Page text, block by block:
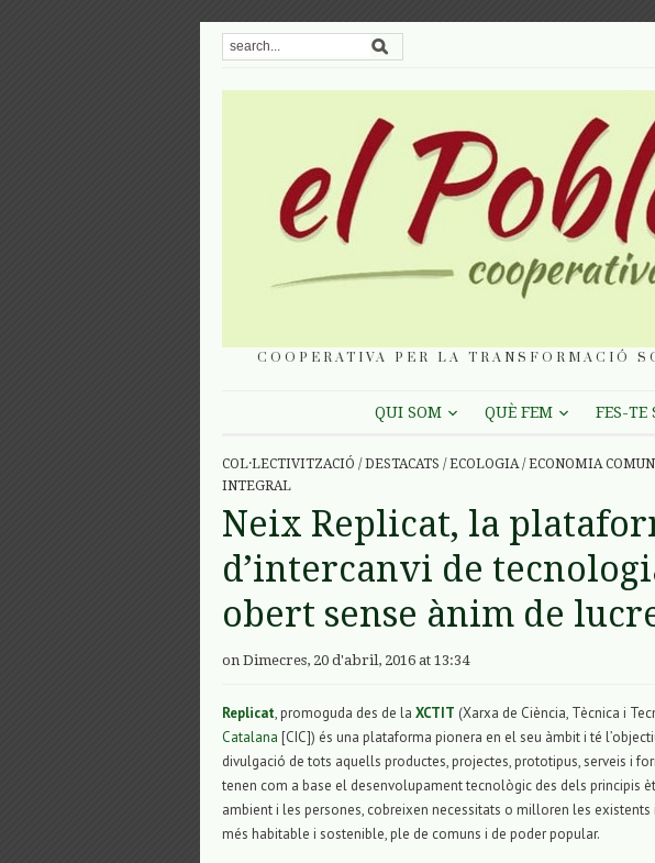
COOPERATIVA PER LA TRANSFORMACIÓ
QUI SOM QUÈ FEM FES-TE
COL·LECTIVITZACIÓ / DESTACATS / ECOLOGIA/ ECONOMIA
INTEGRAL
Neix Replicat, la
d’intercanvi de
obert sense ànim de
on Dimecres, 20 d'abril, 2016 at 13:34
Replicat, promoguda des de la XCTIT (Xarxa de Ciència, Tècnica i
Catalana [CIC]) és una plataforma pionera en el seu àmbit i té
divulgació de tots aquells productes, projectes, prototipus, serveis i
tenen com a base el desenvolupament tecnològic des dels principis
ambient i les persones, cobreixen necessitats o milloren les
més habitable i sostenible, ple de comuns i de poder popular.